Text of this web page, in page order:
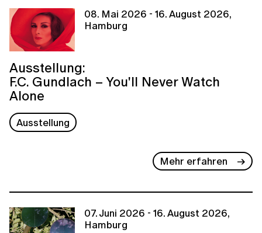
08. Mai 2026 - 16. August 2026,
Hamburg
Ausstellung:
F.C. Gundlach – You'll Never Watch
Alone
Ausstellung
Mehr erfahren
07. Juni 2026 - 16. August 2026,
Hamburg